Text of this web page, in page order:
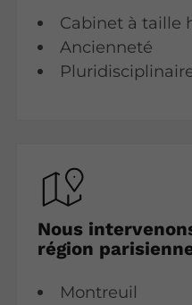
Cabinet à taille
Ancienneté
Nous
région
Montreuil